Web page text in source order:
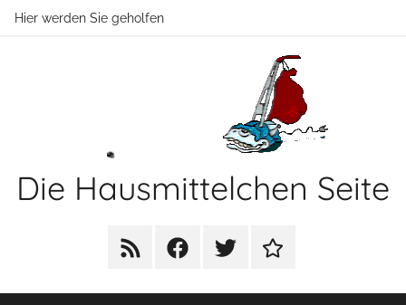
ZumHier werden Sie geholfen
Die Hausmittelchen Seite
RSS FacebookTwitter Newsletter